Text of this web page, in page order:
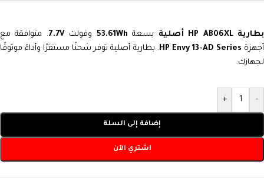
بطارية HP AB06XL أصلية بسعة 53.61Wh وفولت 7.7V. متوافقة مع
أجهزة HP Envy 13-AD Series. بطارية أصلية توفر شحنًا مستقرًا وأداءً موثوقًا
لجهازك.
-
+
إضافة إلى السلة
اشتري الآن